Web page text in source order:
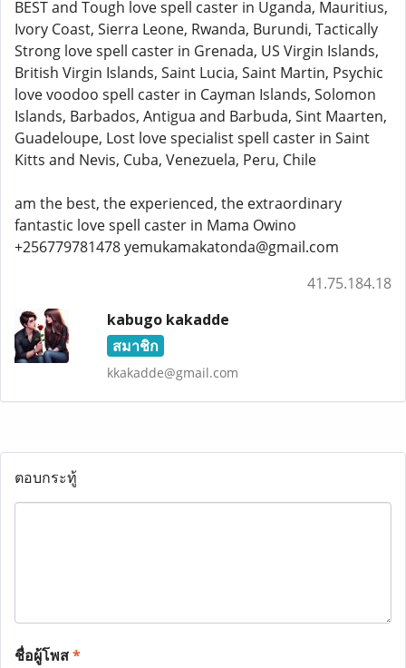
BEST and Tough love spell caster in Uganda, Mauritius,
Ivory Coast, Sierra Leone, Rwanda, Burundi, Tactically
Strong love spell caster in Grenada, US Virgin Islands,
British Virgin Islands, Saint Lucia, Saint Martin, Psychic
love voodoo spell caster in Cayman Islands, Solomon
Islands, Barbados, Antigua and Barbuda, Sint Maarten,
Guadeloupe, Lost love specialist spell caster in Saint
Kitts and Nevis, Cuba, Venezuela, Peru, Chile
am the best, the experienced, the extraordinary
fantastic love spell caster in Mama Owino
+256779781478 yemukamakatonda@gmail.com
41.75.184.18
kabugo kakadde
สมาชิก
kkakadde@gmail.com
ตอบกระทู้
ชื่อผู้โพส*